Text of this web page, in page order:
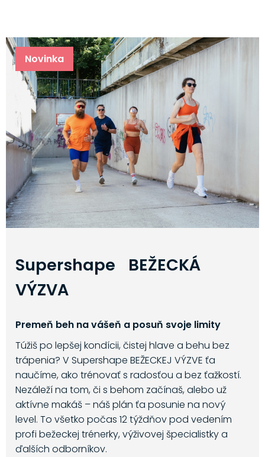
Novinka
Supershape BEŽECKÁ
VÝZVA
Premeň beh na vášeň a posuň svoje limity
Túžiš po lepšej kondícii, čistej hlave a behu bez
trápenia? V Supershape BEŽECKEJ VÝZVE ťa
naučíme, ako trénovať s radosťou a bez ťažkostí.
Nezáleží na tom, či s behom začínaš, alebo už
aktívne makáš – náš plán ťa posunie na nový
level. To všetko počas 12 týždňov pod vedením
profi bežeckej trénerky, výživovej špecialistky a
ďalších odborníkov.